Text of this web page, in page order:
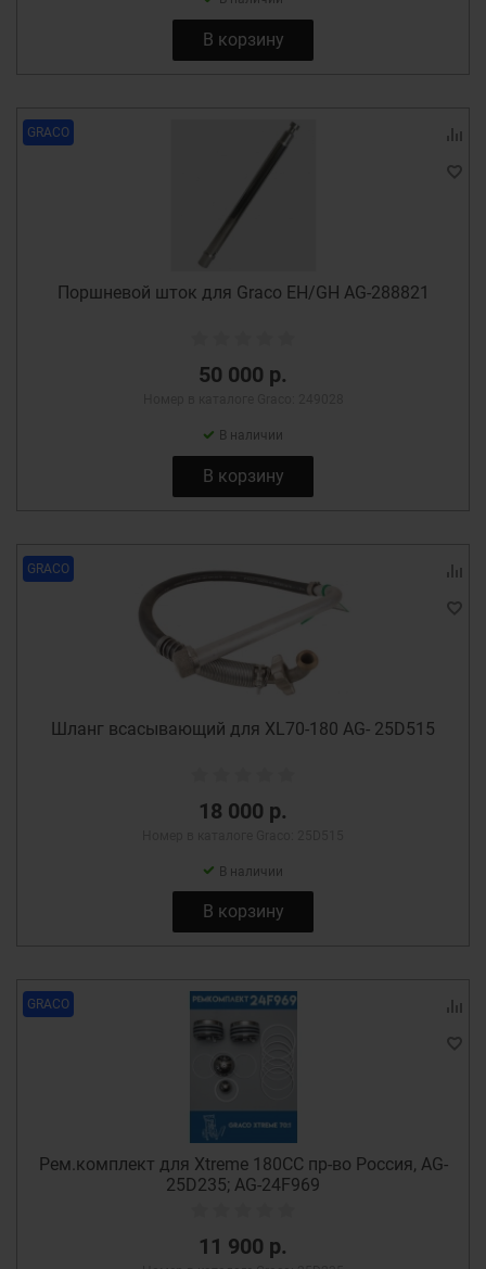
В корзину
GRACO
Поршневой шток для Graco EH/GH AG-288821
50 000 р.
В наличии
В корзину
GRACO
Шланг всасывающий для XL70-180 AG- 25D515
18 000 р.
В наличии
В корзину
GRACO
Рем.комплект для Xtreme 180СС пр-во Россия, AG-
25D235; AG-24F969
11 900 р.